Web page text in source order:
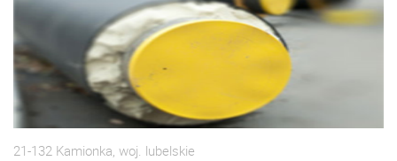
21-132 Kamionka, woj. lubelskie